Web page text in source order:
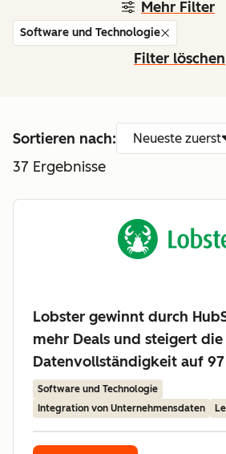
Mehr Filter
Software und Technologie
Filter löschen
Sortieren nach:
37 Ergebnisse
Lobster gewinnt durch
mehr Deals und steigert die
Datenvollständigkeit auf
Software und Technologie
Integration von Unternehmensdaten